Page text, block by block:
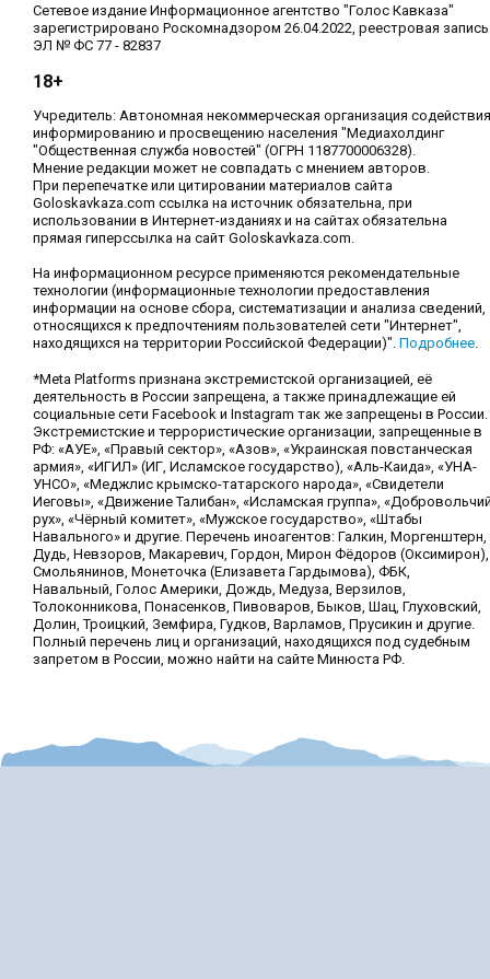
Сетевое издание Информационное агентство "Голос Кавказа"
зарегистрировано Роскомнадзором 26.04.2022, реестровая запись
ЭЛ № ФС 77 - 82837
18+
Учредитель: Автономная некоммерческая организация содействия
информированию и просвещению населения "Медиахолдинг
"Общественная служба новостей" (ОГРН 1187700006328).
Мнение редакции может не совпадать с мнением авторов.
При перепечатке или цитировании материалов сайта
Goloskavkaza.com ссылка на источник обязательна, при
использовании в Интернет-изданиях и на сайтах обязательна
прямая гиперссылка на сайт Goloskavkaza.com.
На информационном ресурсе применяются рекомендательные
технологии (информационные технологии предоставления
информации на основе сбора, систематизации и анализа сведений,
относящихся к предпочтениям пользователей сети "Интернет",
находящихся на территории Российской Федерации)". Подробнее
*Meta Platforms признана экстремистской организацией, её
деятельность в России запрещена, а также принадлежащие ей
социальные сети Facebook и Instagram так же запрещены в России.
Экстремистские и террористические организации, запрещенные в
РФ: «АУЕ», «Правый сектор», «Азов», «Украинская повстанческая
армия», «ИГИЛ» (ИГ, Исламское государство), «Аль-Каида», «УНА-
УНСО», «Меджлис крымско-татарского народа», «Свидетели
Иеговы», «Движение Талибан», «Исламская группа»,
рух», «Чёрный комитет», «Мужское государство», «Штабы
Навального» и другие. Перечень иноагентов: Галкин, Моргенштерн,
Дудь, Невзоров, Макаревич, Гордон, Мирон Фёдоров (Оксимирон),
Смольянинов, Монеточка (Елизавета Гардымова), ФБК,
Навальный, Голос Америки, Дождь, Медуза, Верзилов,
Толоконникова, Понасенков, Пивоваров, Быков, Шац, Глуховский,
Долин, Троицкий, Земфира, Гудков, Варламов, Прусикин и другие.
Полный перечень лиц и организаций, находящихся под судебным
запретом в России, можно найти на сайте Минюста РФ.